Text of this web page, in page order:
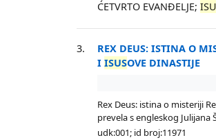
ĆETVRTO EVANĐELJE;
3.
REX DEUS: ISTINA O
IISUSOVE DINASTIJE
Rex Deus: istina o misteriji
prevela s engleskog Julijana
udk:001; id broj:11971